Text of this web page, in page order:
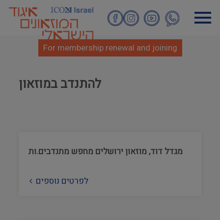
Skip
For membership renewal and joining
להתנדב במוזאון
מגדל דוד, מוזאון ירושלים מחפש מתנדבים.ות
לפרטים נוספים